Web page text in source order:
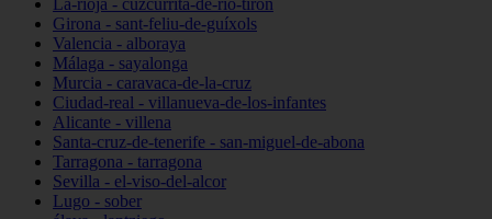
La-rioja - cuzcurrita-de-río-tirón
Girona - sant-feliu-de-guíxols
Valencia - alboraya
Málaga - sayalonga
Murcia - caravaca-de-la-cruz
Ciudad-real - villanueva-de-los-infantes
Alicante - villena
Santa-cruz-de-tenerife - san-miguel-de-abona
Tarragona - tarragona
Sevilla - el-viso-del-alcor
Lugo - sober